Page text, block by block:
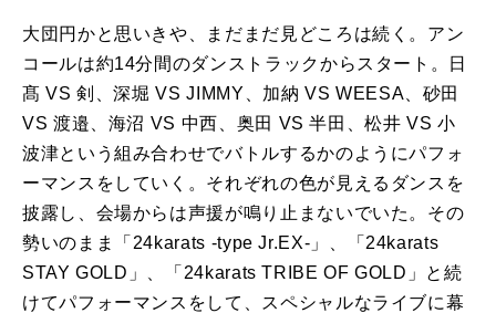
大団円かと思いきや、まだまだ見どころは続く。アン
コールは約14分間のダンストラックからスタート。日
髙 VS剣、深堀 VS JIMMY 、加納 VS WEESA 、砂田
VS 渡邉、海沼 VS 中西、奥田 VS半田、松井 VS小
波津という組み合わせでバトルするかのようにパフォ
ーマンスをしていく。それぞれの色が見えるダンスを
披露し、会場からは声援が鳴り止まないでいた。その
勢いのまま「 24karats -type Jr.EX- 」、「 24karats
STAY GOLD 」、「 24karats TRIBE OF GOLD 」と続
けてパフォーマンスをして、スペシャルなライブに幕